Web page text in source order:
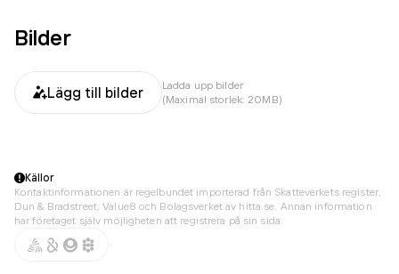
Bilder
Lägg till bilder
Ladda upp bilder
(Maximal storlek: 20MB)
Källor
Kontaktinformationen är regelbundet importerad från Skatteverkets register,
Dun & Bradstreet, Value8 och Bolagsverket av hitta.se. Annan information
har företaget själv möjligheten att registrera på sin sida.